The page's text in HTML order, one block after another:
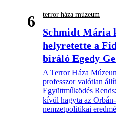
6 terror háza múzeum
Schmidt Mária
helyretette a
bíráló Egedy
A Terror Háza
professzor valótlan
Együttműködés
kívül hagyta az
nemzetpolitikai